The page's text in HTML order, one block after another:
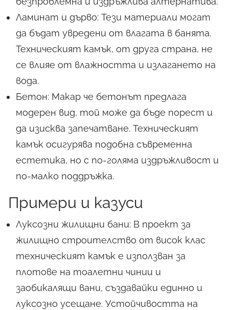
Ламинат и дърво: Тези материали могат
да бъдат увредени от влагата в банята.
Техническият камък, от друга страна, не
се влияе от влажността и излагането на
вода.
Бетон: Макар че бетонът предлага
модерен вид, той може да бъде порест и
да изисква запечатване. Техническият
камък осигурява подобна съвременна
естетика, но с по-голяма издръжливост и
по-малко поддръжка.
Примери и казуси
Луксозни жилищни бани: В проект за
жилищно строителство от висок клас
техническият камък е използван за
плотове на тоалетни чинии и
заобикалящи вани, създавайки единно и
луксозно усещане. Устойчивостта на